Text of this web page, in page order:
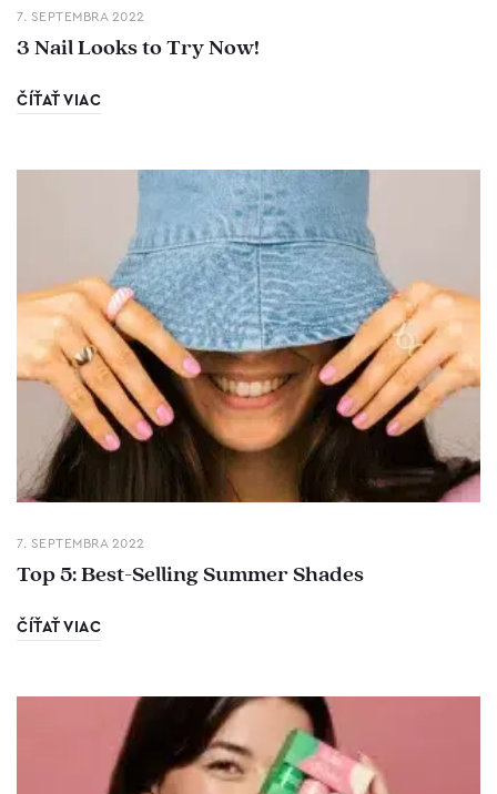
7. SEPTEMBRA 2022
3 Nail Looks to Try Now!
ČÍŤAŤ VIAC
7. SEPTEMBRA 2022
Top 5: Best-Selling Summer Shades
ČÍŤAŤ VIAC